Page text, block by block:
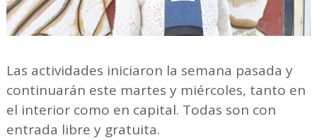
Las actividades iniciaron la semana pasada y
continuarán este martes y miércoles, tanto en
el interior como en capital. Todas son con
entrada libre y gratuita.